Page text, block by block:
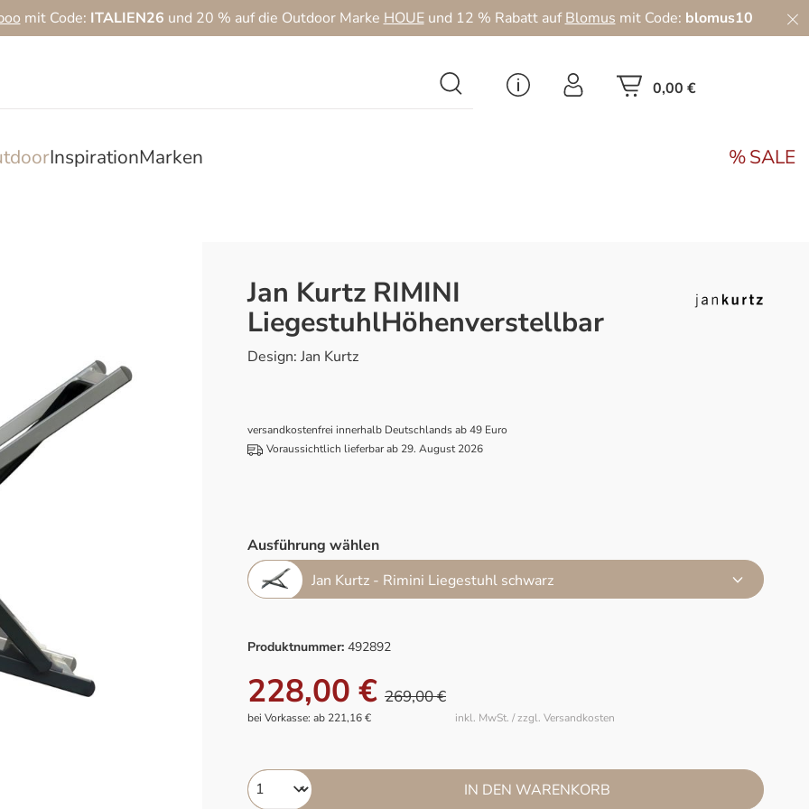
mit Code: ITALIEN26 und 20 % auf die Outdoor Marke HOUEund 12 % Rabatt aufBlomus mit Code: blomus10
0,00 €
InspirationMarken SALE
Jan Kurtz RIMINI
LiegestuhlHöhenverstellbar
Design: Jan Kurtz
versandkostenfrei innerhalb Deutschlands ab 49 Euro
Voraussichtlich lieferbar ab 29. August 2026
Ausführung wählen
Jan Kurtz - Rimini Liegestuhl schwarz
Produktnummer: 492892
228,00 € 269,00 €
inkl. MwSt. / zzgl. Versandkosten
bei Vorkasse: ab 221,16 €
IN DEN WARENKORB